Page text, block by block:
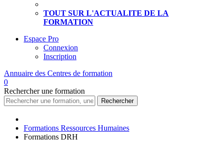
TOUT SUR L'ACTUALITE DE LA
FORMATION
Espace Pro
Connexion
Inscription
Annuaire des Centres de formation
0
Rechercherune formation
Rechercher
Formations Ressources Humaines
Formations DRH